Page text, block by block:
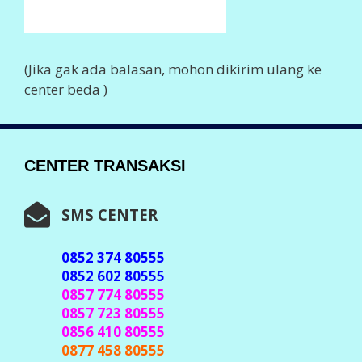
0896 959 80555
0897 54 80555
Info Lengkap,
TELEGRAM CENTER